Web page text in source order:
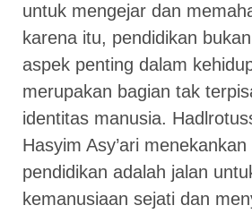
untuk mengejar dan
karena itu, pendidikan
aspek penting dalam
merupakan bagian tak
identitas manusia.
Hasyim Asy’ari
pendidikan adalah jalan
kemanusiaan sejati dan